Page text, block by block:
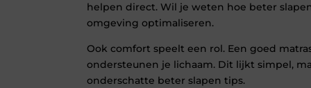
helpen direct. Wil je weten hoe beter
omgeving optimaliseren.
Ook comfort speelt een rol. Een goed
ondersteunen je lichaam. Dit lijkt simpel,
onderschatte beter slapen tips.